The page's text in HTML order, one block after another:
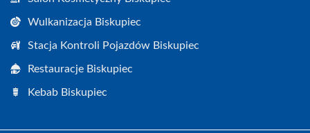
Wulkanizacja Biskupiec
Stacja Kontroli Pojazdów Biskupiec
Restauracje Biskupiec
Kebab Biskupiec